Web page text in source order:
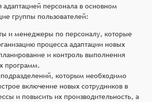
персонала в основном
группы пользователей:
и менеджеры по персоналу, которые
процесса адаптации новых
и контроль выполнения
программ.
подразделений, которым необходимо
включение новых сотрудников в
и повысить их производительность, а